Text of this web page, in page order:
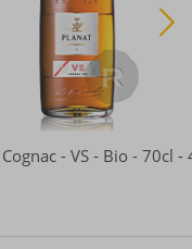
- 70cl - 40°
39,71 €TTC